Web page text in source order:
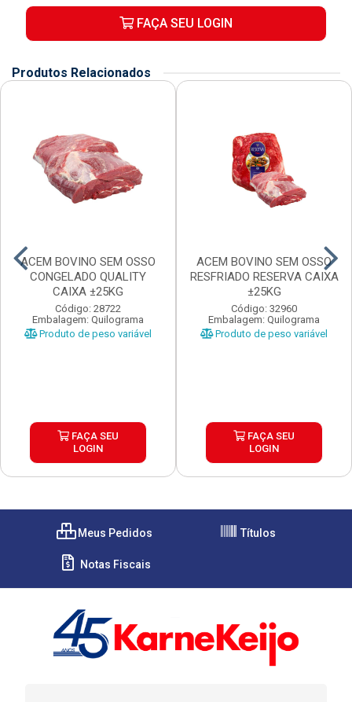
FAÇA SEU LOGIN
Produtos Relacionados
ACEM BOVINO SEM OSSO
CONGELADO QUALITY
CAIXA ±25KG
Código: 28722
Embalagem: Quilograma
Produto de peso variável
FAÇA SEU
LOGIN
ACEM BOVINO SEM OSSO
RESFRIADO RESERVA CAIXA
±25KG
Código: 32960
Embalagem: Quilograma
Produto de peso variável
FAÇA SEU
LOGIN
Meus Pedidos Títulos
Notas Fiscais